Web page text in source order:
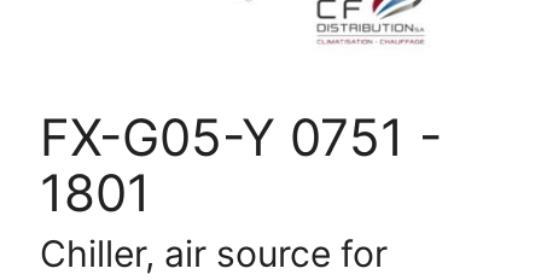
1801
FX-G05-Y 0751 -
1801
Chiller, air source for